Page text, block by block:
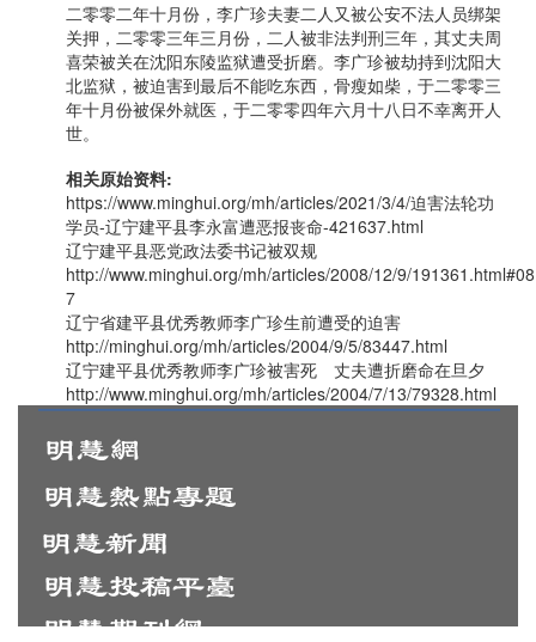
二零零二年十月份，李广珍夫妻二人又被公安不法人员绑架
关押，二零零三年三月份，二人被非法判刑三年，其丈夫周
喜荣被关在沈阳东陵监狱遭受折磨。李广珍被劫持到沈阳大
北监狱，被迫害到最后不能吃东西，骨瘦如柴，于二零零三
年十月份被保外就医，于二零零四年六月十八日不幸离开人
世。
相关原始资料:
https://www.minghui.org/mh/articles/2021/3/4/迫害法轮功
学员-辽宁建平县李永富遭恶报丧命-421637.html
辽宁建平县恶党政法委书记被双规
http://www.minghui.org/mh/articles/2008/12/9/
7
辽宁省建平县优秀教师李广珍生前遭受的迫害
http://minghui.org/mh/articles/2004/9/5/83447.html
辽宁建平县优秀教师李广珍被害死 丈夫遭折磨命在旦夕
http://www.minghui.org/mh/articles/2004/7/13/79328.html